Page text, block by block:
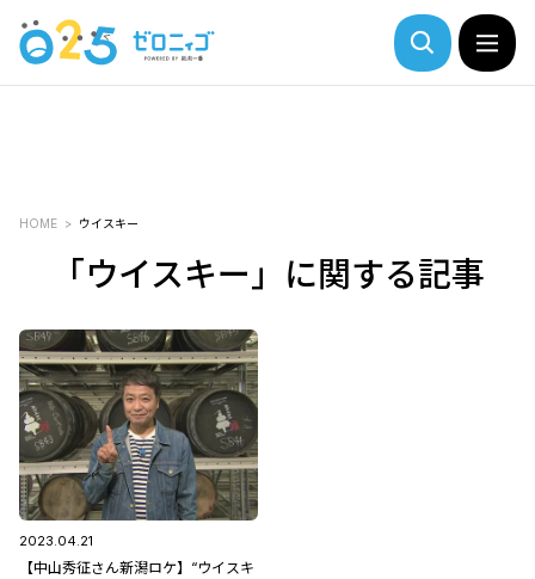
HOME ウイスキー
「ウイスキー」に関する記事
2023.04.21
【中山秀征さん新潟ロケ】“ウイスキ